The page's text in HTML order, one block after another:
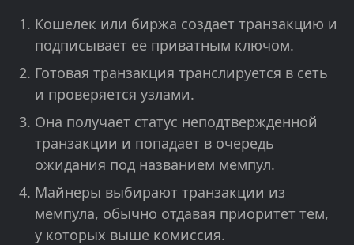
Кошелек или биржа создает транзакцию и
подписывает ее приватным ключом.
Готовая транзакция транслируется в сеть
и проверяется узлами.
Она получает статус неподтвержденной
транзакции и попадает в очередь
ожидания под названием мемпул.
Майнеры выбирают транзакции из
мемпула, обычно отдавая приоритет тем,
у которых выше комиссия.